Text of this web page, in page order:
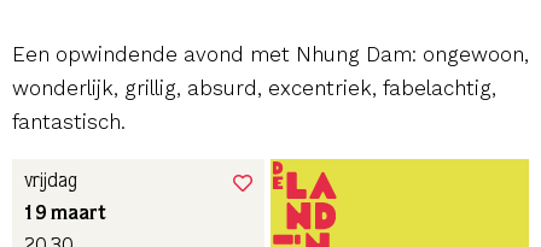
Een opwindende avond met Nhung Dam: ongewoon,
wonderlijk, grillig, absurd, excentriek, fabelachtig,
fantastisch.
vrijdag
19 maart